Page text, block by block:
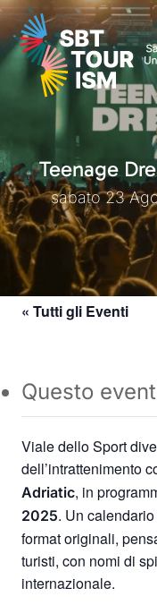
Skip
to
main
content
Teenage
sabato 23
« Tutti gli Eventi
Questo
Viale dello Sport
dell’intrattenimento
Adriatic, in
2025. Un
format originali,
turisti, con nomi di
internazionale.